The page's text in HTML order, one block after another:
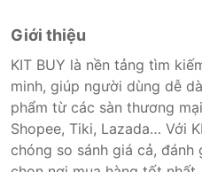
Giới thiệu
KIT BUY là nền tảng tìm
minh, giúp người dùng dễ
phẩm từ các sàn thương
Shopee, Tiki, Lazada… Với
chóng so sánh giá cả,